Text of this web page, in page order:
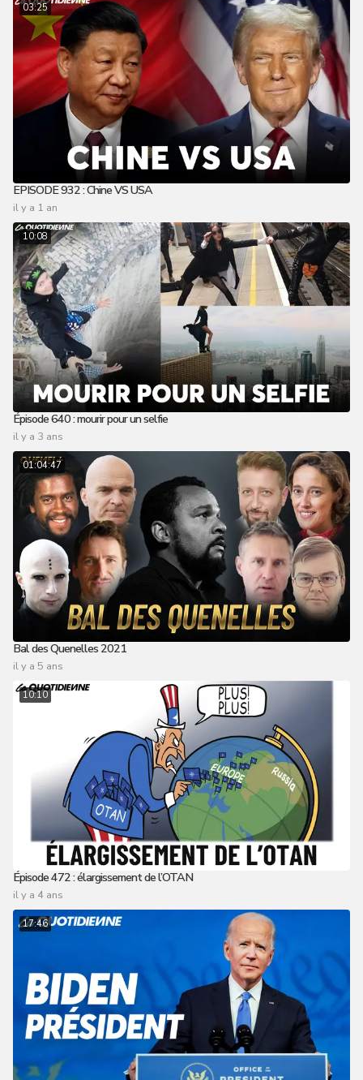
03:25
EPISODE 932 : Chine VS USA
il y a 1 an
10:08
Épisode 640 : mourir pour un selfie
il y a 3 ans
01:04:47
Bal des Quenelles 2021
il y a 5 ans
10:10
Épisode 472 : élargissement de l’OTAN
il y a 4 ans
17:46